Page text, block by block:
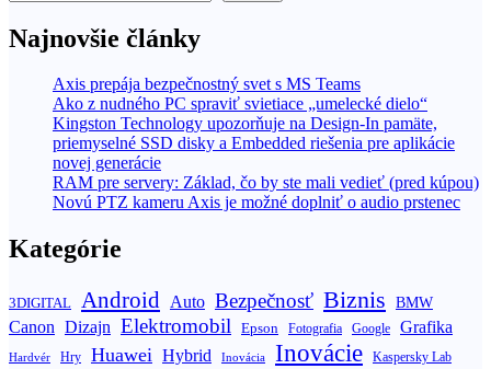
Najnovšie články
Axis prepája bezpečnostný svet s MS Teams
Ako z nudného PC spraviť svietiace „umelecké dielo“
Kingston Technology upozorňuje na Design-In pamäte,
priemyselné SSD disky a Embedded riešenia pre aplikácie
novej generácie
RAM pre servery: Základ, čo by ste mali vedieť (pred kúpou)
Novú PTZ kameru Axis je možné doplniť o audio prstenec
Kategórie
3DIGITAL Android Auto Bezpečnosť Biznis BMW
Canon Dizajn Elektromobil Epson Fotografia Google Grafika
Hardvér Hry Huawei Hybrid Inovácia Inovácie Kaspersky Lab